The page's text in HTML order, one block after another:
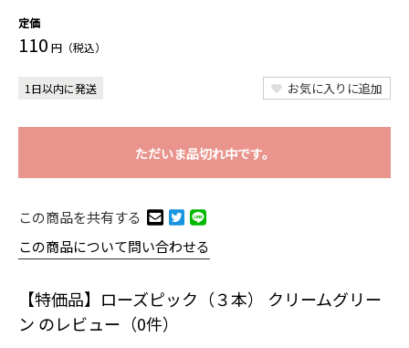
定価
110 円（税込）
1日以内に発送 お気に入りに追加
ただいま品切れ中です。
この商品を共有する
この商品について問い合わせる
【特価品】ローズピック（３本） クリームグリー
ン のレビュー（0件）